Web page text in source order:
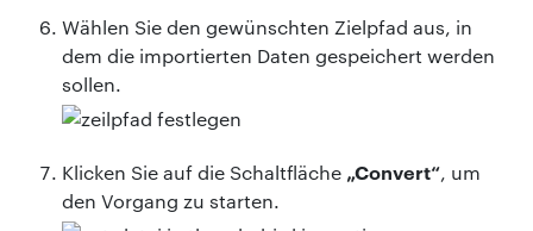
Wählen Sie den gewünschten Zielpfad aus, in
dem die importierten Daten gespeichert werden
sollen.
Klicken Sie auf die Schaltfläche „Convert“, um
den Vorgang zu starten.